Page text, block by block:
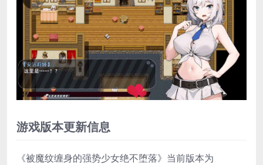
游戏版本更新信息
《被魔纹缠身的强势少女绝不堕落》当前版本为